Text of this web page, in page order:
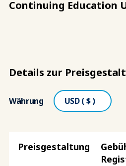
Continuing Education
Details zur
Währung